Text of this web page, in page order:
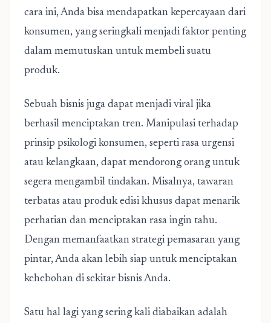
cara ini, Anda bisa mendapatkan kepercayaan dari
konsumen, yang seringkali menjadi faktor penting
dalam memutuskan untuk membeli suatu
produk.
Sebuah bisnis juga dapat menjadi viral jika
berhasil menciptakan tren. Manipulasi terhadap
prinsip psikologi konsumen, seperti rasa urgensi
atau kelangkaan, dapat mendorong orang untuk
segera mengambil tindakan. Misalnya, tawaran
terbatas atau produk edisi khusus dapat menarik
perhatian dan menciptakan rasa ingin tahu.
Dengan memanfaatkan strategi pemasaran yang
pintar, Anda akan lebih siap untuk menciptakan
kehebohan di sekitar bisnis Anda.
Satu hal lagi yang sering kali diabaikan adalah